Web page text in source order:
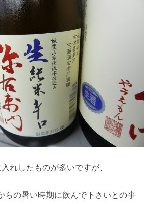
れしたものが多いですが、
らの暑い時期に飲んで下さいとの事